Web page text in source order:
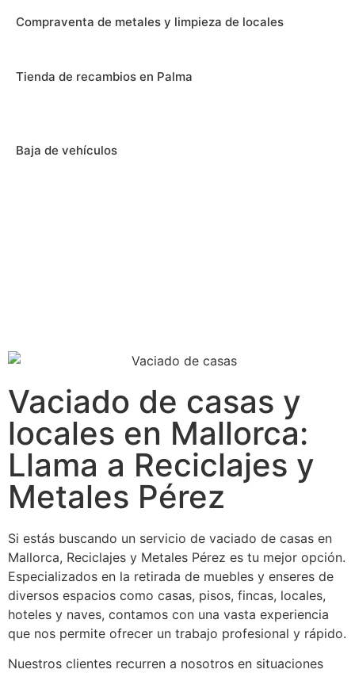
Compraventa de metales y limpieza de locales
Tienda de recambios en Palma
Baja de vehículos
Vaciado de casas y
locales en Mallorca:
Llama a Reciclajes y
Metales Pérez
Si estás buscando un servicio de vaciado de casas en
Mallorca, Reciclajes y Metales Pérez es tu mejor opción.
Especializados en la retirada de muebles y enseres de
diversos espacios como casas, pisos, fincas, locales,
hoteles y naves, contamos con una vasta experiencia
que nos permite ofrecer un trabajo profesional y rápido.
Nuestros clientes recurren a nosotros en situaciones